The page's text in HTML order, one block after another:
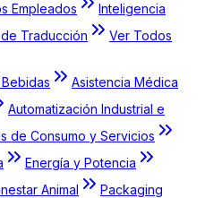
Empleados
Inteligencia
Traducción
Ver Todos
Asistencia Médica
Automatización Industrial e
de Consumo y Servicios
Energía y Potencia
Animal
Packaging